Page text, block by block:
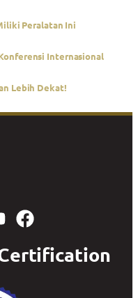
Peralatan Ini
Internasional
Lebih Dekat!